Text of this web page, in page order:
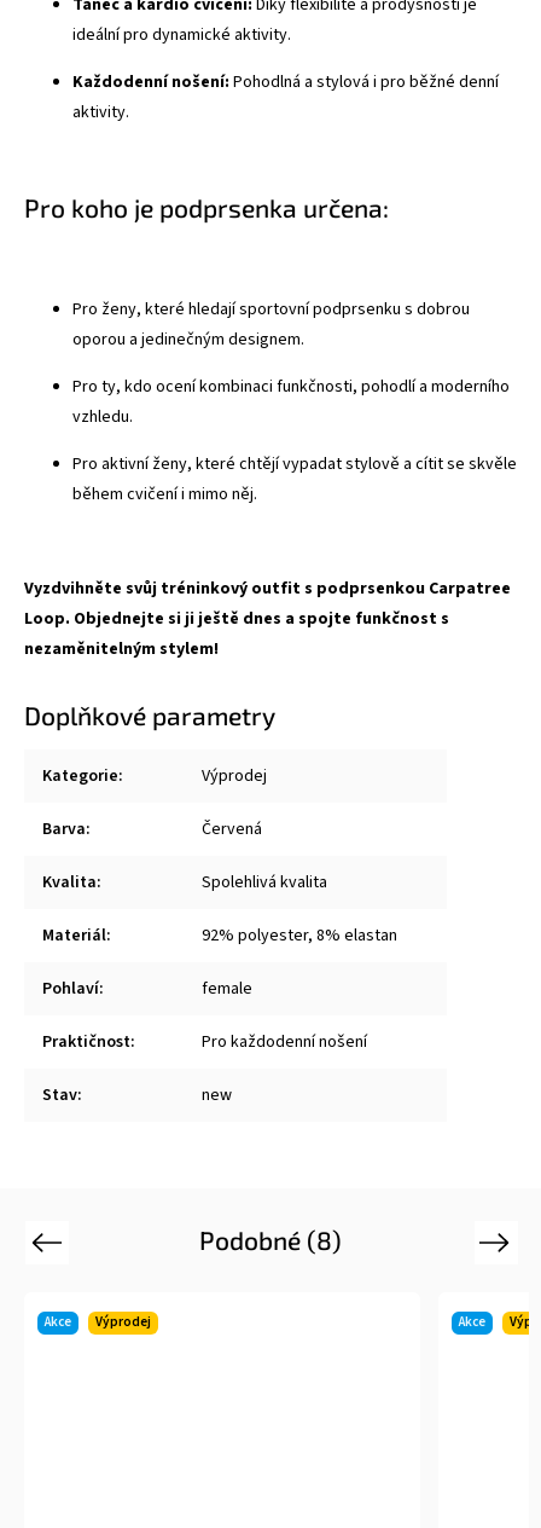
Tanec a kardio cvičení: Díky flexibilitě a prodyšnosti je
ideální pro dynamické aktivity.
Každodenní nošení: Pohodlná a stylová i pro běžné denní
aktivity.
Pro koho je podprsenka určena:
Pro ženy, které hledají sportovní podprsenku s dobrou
oporou a jedinečným designem.
Pro ty, kdo ocení kombinaci funkčnosti, pohodlí a moderního
vzhledu.
Pro aktivní ženy, které chtějí vypadat stylově a cítit se skvěle
během cvičení i mimo něj.
Vyzdvihněte svůj tréninkový outfit s podprsenkou Carpatree
Loop. Objednejte si ji ještě dnes a spojte funkčnost s
nezaměnitelným stylem!
Doplňkové parametry
Kategorie: Výprodej
Barva: Červená
Kvalita: Spolehlivá kvalita
Materiál: 92% polyester, 8% elastan
Pohlaví: female
Praktičnost: Pro každodenní nošení
Stav: new
Podobné (8)
Previous
Výprodej Výprodej
Next